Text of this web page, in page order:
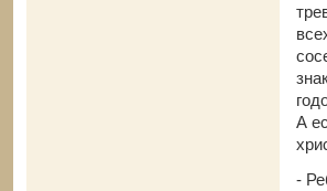
А
-